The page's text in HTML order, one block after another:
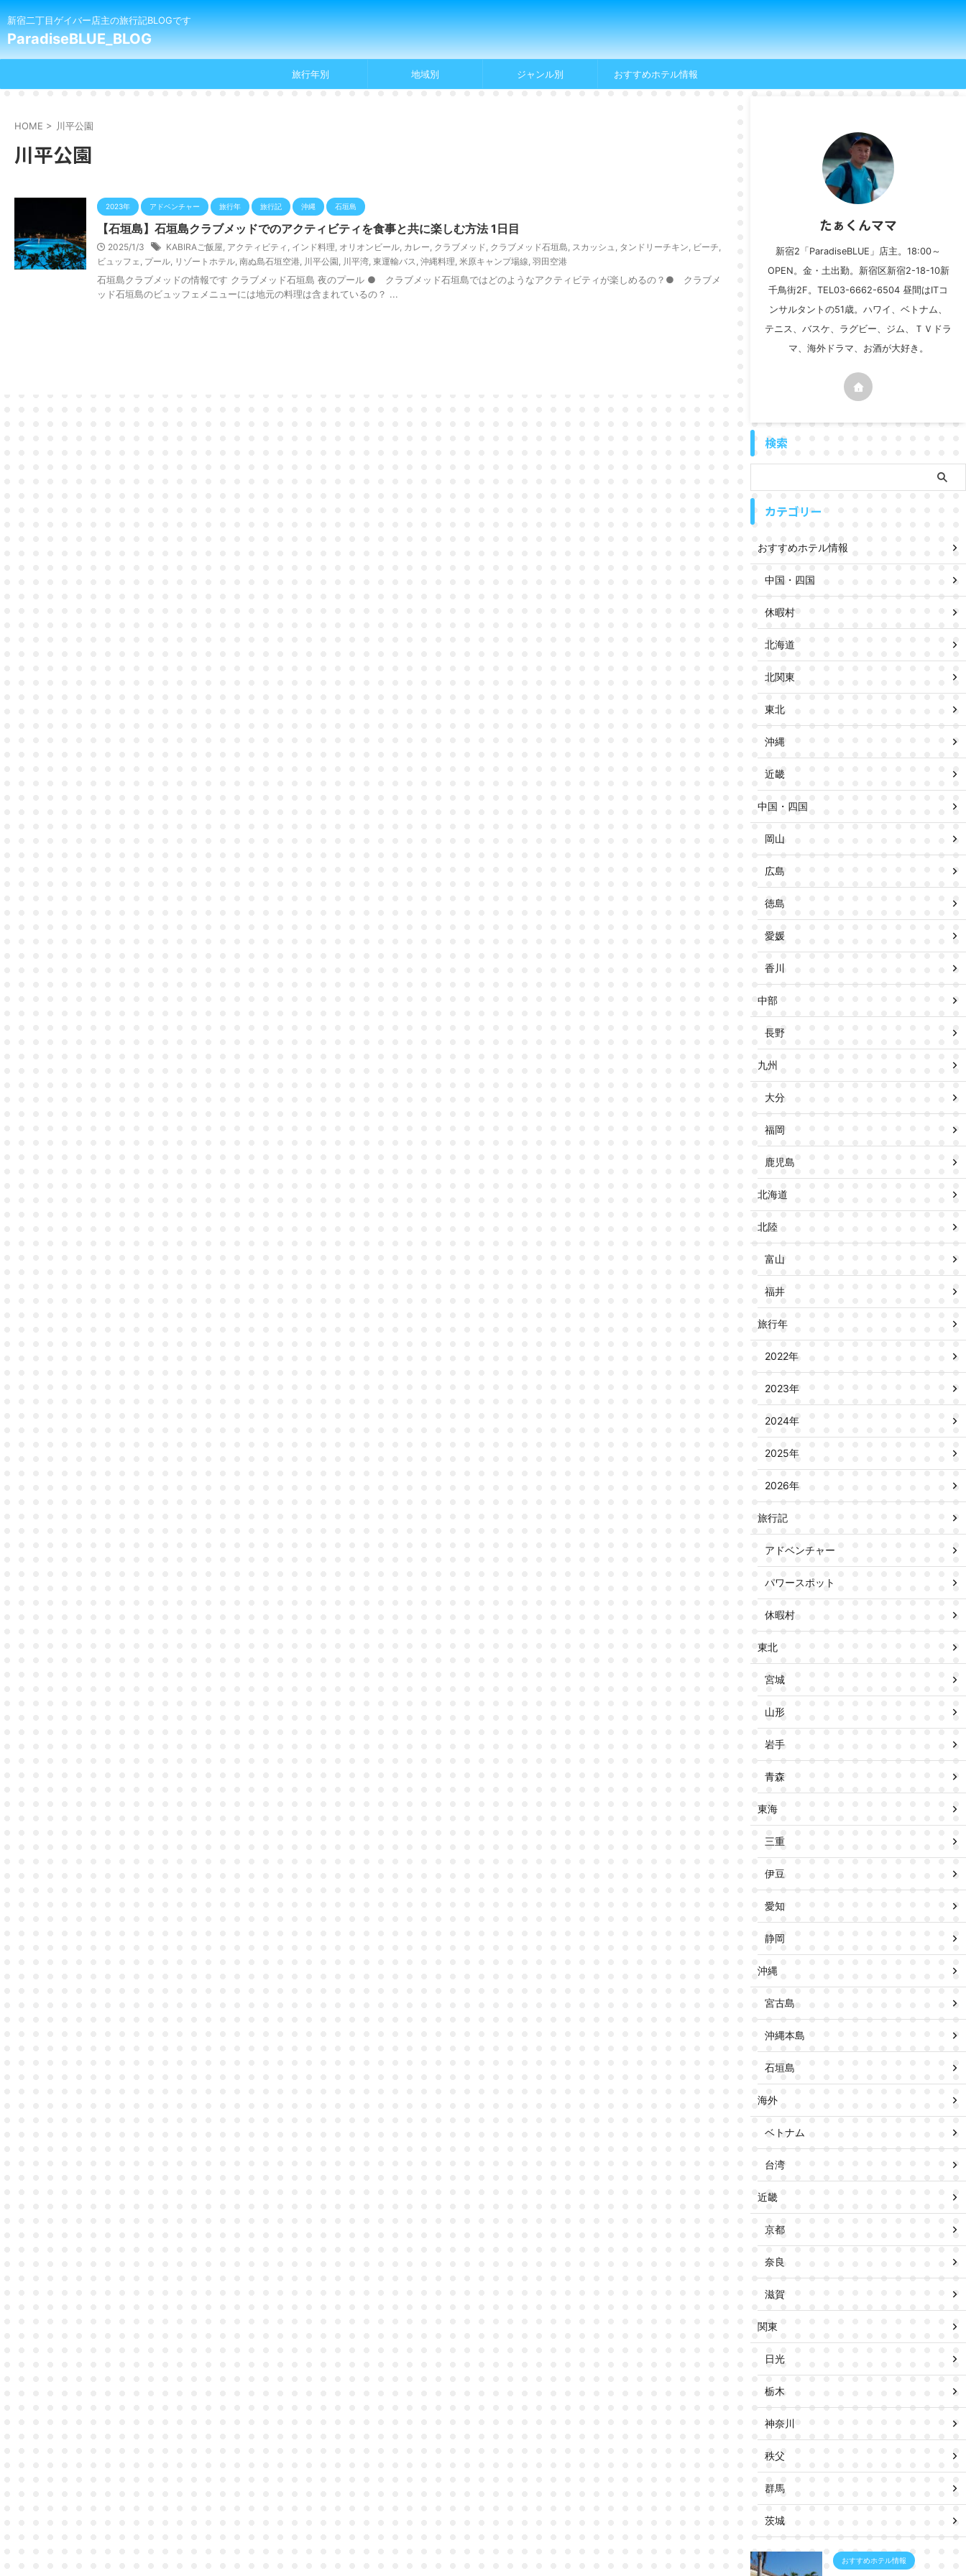
新宿二丁目ゲイバー店主の旅行記BLOGです
ParadiseBLUE_BLOG
旅行年別 地域別 ジャンル別 おすすめホテル情報
HOME > 川平公園
川平公園
2023年 アドベンチャー 旅行年 旅行記 沖縄 石垣島
【石垣島】石垣島クラブメッドでのアクティビティを食事と共に楽しむ方法 1日目
2025/1/3 KABIRAご飯屋, アクティビティ , インド料理, オリオンビール, カレー, クラブメッド, クラブメッド石垣島, スカッシュ , タンドリーチキン, ビーチ,
ビュッフェ, プール, リゾートホテル, 南ぬ島石垣空港, 川平公園, 川平湾, 東運輸バス, 沖縄料理, 米原キャンプ場線, 羽田空港
石垣島クラブメッドの情報です クラブメッド石垣島 夜のプール ● クラブメッド石垣島ではどのようなアクティビティが楽しめるの？● クラブメ
ッド石垣島のビュッフェメニューには地元の料理は含まれているの？ ...
たぁくんママ
新宿2「ParadiseBLUE」店主。18:00～
OPEN。金・土出勤。新宿区新宿2-18-10新
千鳥街2F。TEL03-6662-6504 昼間はITコ
ンサルタントの51歳。ハワイ、ベトナム、
テニス、バスケ、ラグビー、ジム、ＴＶドラ
マ、海外ドラマ、お酒が大好き。
検索
カテゴリー
おすすめホテル情報
中国・四国
休暇村
北海道
北関東
東北
沖縄
近畿
中国・四国
岡山
広島
徳島
愛媛
香川
中部
長野
九州
大分
福岡
鹿児島
北海道
北陸
富山
福井
旅行年
2022年
2023年
2024年
2025年
2026年
旅行記
アドベンチャー
パワースポット
休暇村
東北
宮城
山形
岩手
青森
東海
三重
伊豆
愛知
静岡
沖縄
宮古島
沖縄本島
石垣島
海外
ベトナム
台湾
近畿
京都
奈良
滋賀
関東
日光
栃木
神奈川
秩父
群馬
茨城
おすすめホテル情報